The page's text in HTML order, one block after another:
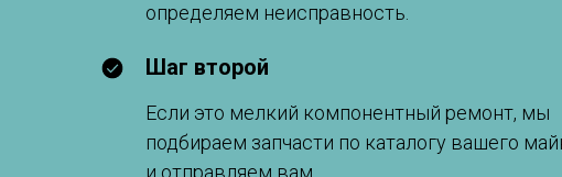
определяем неисправность.
Шаг второй
Если это мелкий компонентный ремонт, мы
подбираем запчасти по каталогу вашего
и отправляем вам.